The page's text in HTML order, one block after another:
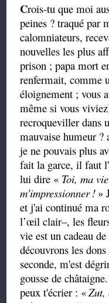
Crois-tu que moi
peines ? traqué par
calomniateurs,
nouvelles les plus
prison ; papa mort
renfermait, comme
éloignement ; vous
même si vous
recroqueviller dans
mauvaise humeur ?
je ne pouvais plus
fait la garce, il faut
lui dire « Toi, ma
m'impressionner! »
et j'ai continué ma
l’œil clair–, les
vie est un cadeau
découvrons les
seconde, m'est
gousse de
peux t'écrier : «Zut,